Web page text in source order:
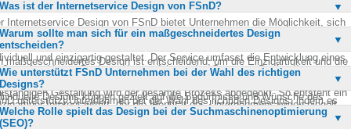
Was ist der Internetservice Design von FSnD?
Internetservice Design von FSnD bietet Unternehmen die Möglichkeit, sich
das beste Design für ihre Online-Präsenz zu informieren. Dabei werden
Schablonen oder Massenware verwendet, sondern jedes Design wird
und einzigartig gestaltet. Der Service umfasst die Entwicklung eines
Designs, das perfekt an das Corporate Design des
angepasst ist. Von der Idee über das Konzept bis hin zur
Gestaltung wird der gesamte Prozess abgedeckt. So entsteht ein
Internetauftritt, der die Identität des Unternehmens widerspiegelt.
Warum sollte man sich für ein maßgeschneidertes Design
entscheiden?
maßgeschneidertes Design ist entscheidend, um die Einzigartigkeit und die
eines Unternehmens zu betonen. Es ermöglicht eine perfekte
an das Corporate Design und hebt sich von der Konkurrenz ab.
Designs können gezielt auf die Bedürfnisse und Wünsche des
abgestimmt werden. Dadurch wird nicht nur die visuelle
gesteigert, sondern auch die Benutzererfahrung verbessert. Ein
Wie unterstützt FSnD Unternehmen bei der Wahl des richtigen
Designs?
unterstützt Unternehmen bei der Wahl des richtigen Designs, indem es
umfassende Übersicht über verschiedene Motive und Layouts bietet. Diese
dienen als Entscheidungshilfe, um sich zu orientieren und das
Welche Rolle spielt das Design bei der Suchmaschinenoptimierung
(SEO)?